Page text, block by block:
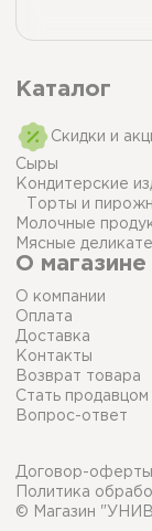
Каталог
Скидки и
Сыры
Кондитерские
Торты и
Молочные
Мясные
О магазине
О компании
Оплата
Доставка
Контакты
Возврат товара
Стать продавцом
Вопрос-ответ
© Магазин
Договор-оферты
Политика